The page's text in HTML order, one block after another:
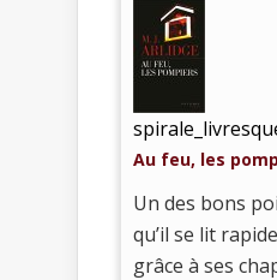
Au feu, les
Un des bons
qu’il se lit
grâce à ses